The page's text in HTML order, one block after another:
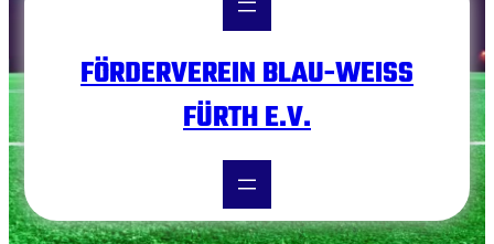
FÖRDERVEREIN BLAU-WEISS F
ÜRTH E.V.